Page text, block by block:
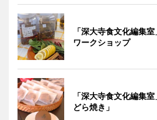
「深大寺食文化編集
ワークショップ
「深大寺食文化編集
どら焼き」